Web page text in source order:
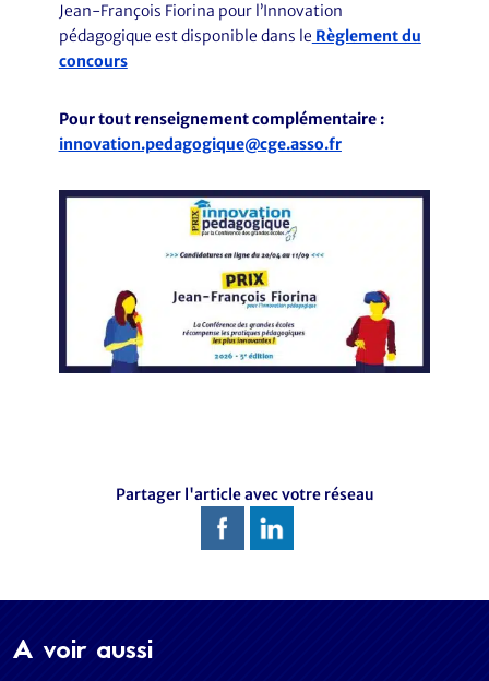
Jean-François Fiorina pour l’Innovation
pédagogique est disponible dans le Règlement du
concours
Pour tout renseignement complémentaire :
innovation.pedagogique@cge.asso.fr
Partager l'article avec votre réseau
A voir aussi